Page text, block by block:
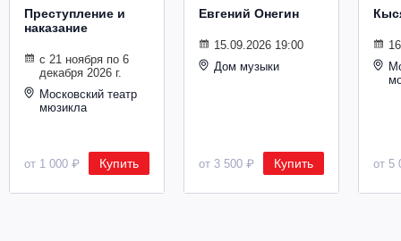
Преступление и
наказание
с 21 ноября по 6
декабря 2026 г.
Московский театр
мюзикла
от 1 000 ₽ Купить
Евгений Онегин
15.09.2026 19:00
Дом музыки
от 3 500 ₽ Купить от 5